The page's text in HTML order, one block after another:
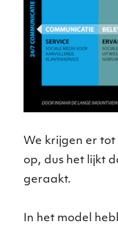
We krijgen er tot
op, dus het lijkt
geraakt.
In het model